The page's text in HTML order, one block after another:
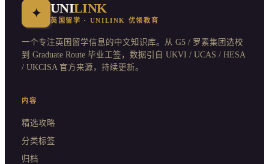
✦ UNILINK
英国留学 · UNILINK 优领教育
一个专注英国留学信息的中文知识库。从 G5 / 罗素集团选校
到 Graduate Route 毕业工签，数据引自 UKVI / UCAS / HESA
/ UKCISA 官方来源，持续更新。
内容
精选攻略
分类标签
归档